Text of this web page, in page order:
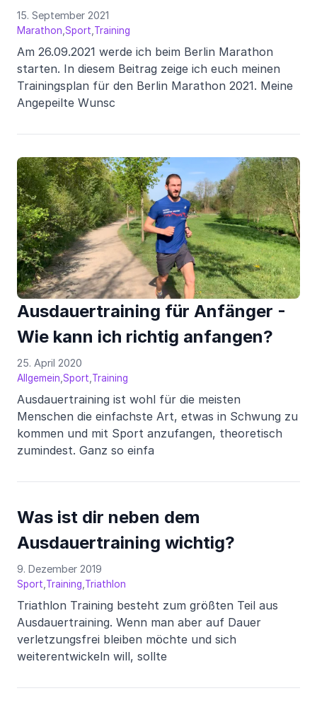
15. September 2021
Marathon Sport Training
Am 26.09.2021 werde ich beim Berlin Marathon
starten. In diesem Beitrag zeige ich euch meinen
Trainingsplan für den Berlin Marathon 2021. Meine
Angepeilte Wunsc
Ausdauertraining für Anfänger -
Wie kann ich richtig anfangen?
25. April 2020
Allgemein Sport Training
Ausdauertraining ist wohl für die meisten
Menschen die einfachste Art, etwas in Schwung zu
kommen und mit Sport anzufangen, theoretisch
zumindest. Ganz so einfa
Was ist dir neben dem
Ausdauertraining wichtig?
9. Dezember 2019
Sport Training Triathlon
Triathlon Training besteht zum größten Teil aus
Ausdauertraining. Wenn man aber auf Dauer
verletzungsfrei bleiben möchte und sich
weiterentwickeln will, sollte